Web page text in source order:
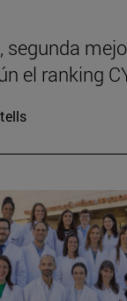
segunda
el ranking